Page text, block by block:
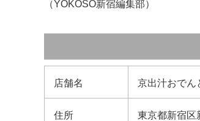
（YOKOSO新宿編集部）
店舗名 京出汁おでん
住所 東京都新宿区